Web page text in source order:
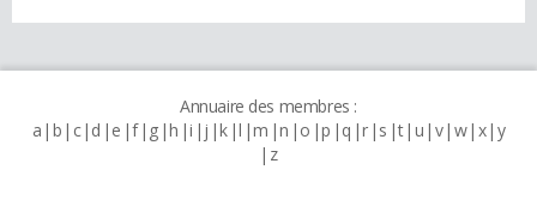
Annuaire des membres :
a b c d e f g h i j k l m n o p q r s t u v w x y
z